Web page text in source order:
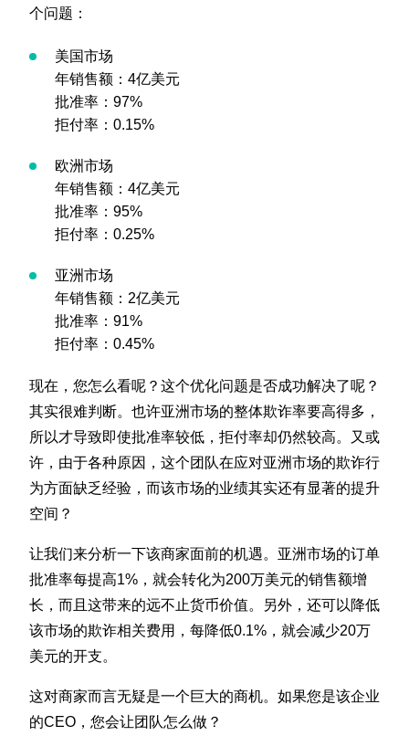
个问题：
美国市场
年销售额：4亿美元
批准率：97%
拒付率：0.15%
欧洲市场
年销售额：4亿美元
批准率：95%
拒付率：0.25%
亚洲市场
年销售额：2亿美元
批准率：91%
拒付率：0.45%
现在，您怎么看呢？这个优化问题是否成功解决了呢？
其实很难判断。也许亚洲市场的整体欺诈率要高得多，
所以才导致即使批准率较低，拒付率却仍然较高。又或
许，由于各种原因，这个团队在应对亚洲市场的欺诈行
为方面缺乏经验，而该市场的业绩其实还有显著的提升
空间？
让我们来分析一下该商家面前的机遇。亚洲市场的订单
批准率每提高1%，就会转化为200万美元的销售额增
长，而且这带来的远不止货币价值。另外，还可以降低
该市场的欺诈相关费用，每降低0.1%，就会减少20万
美元的开支。
这对商家而言无疑是一个巨大的商机。如果您是该企业
的CEO，您会让团队怎么做？